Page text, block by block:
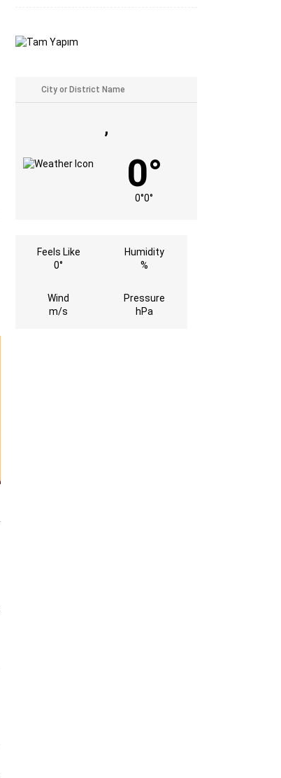
,
0°
0°0°
Feels Like
0°
Humidity
%
Wind
m/s
Pressure
hPa